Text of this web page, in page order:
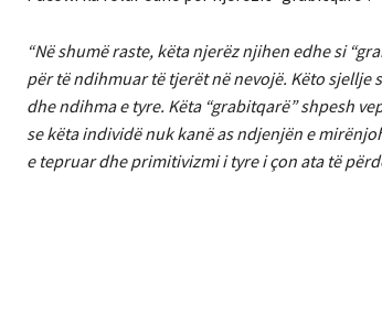
“Në shumë raste, këta njerëz njihen edhe si
për të ndihmuar të tjerët në nevojë. Këto
dhe ndihma e tyre. Këta “grabitqarë” shpesh
se këta individë nuk kanë as ndjenjën e
e tepruar dhe primitivizmi i tyre i çon ata të